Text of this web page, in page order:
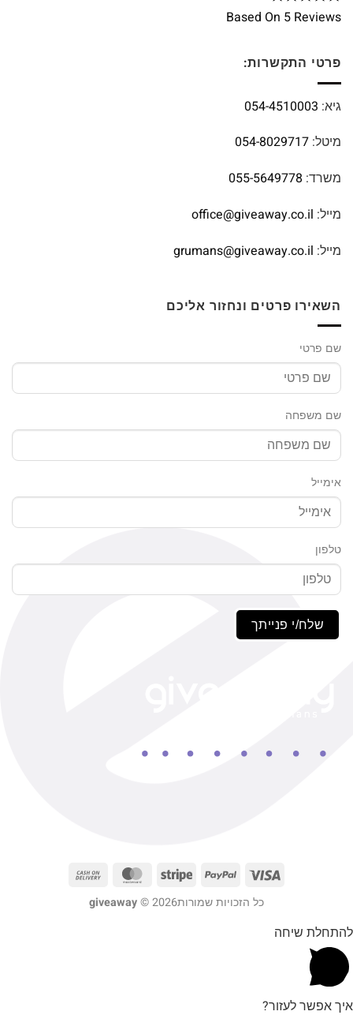
Based On 5 Reviews
פרטי התקשרות:
גיא: 054-4510003
מיטל: 054-8029717
משרד: 055-5649778
מייל: office@giveaway.co.il
מייל: grumans@giveaway.co.il
השאירו פרטים ונחזור אליכם
שם פרטי
שם משפחה
אימייל
טלפון
שלח/י פנייתך
כל הזכויות שמורות2026 © giveaway
להתחלת שיחה
איך אפשר לעזור?